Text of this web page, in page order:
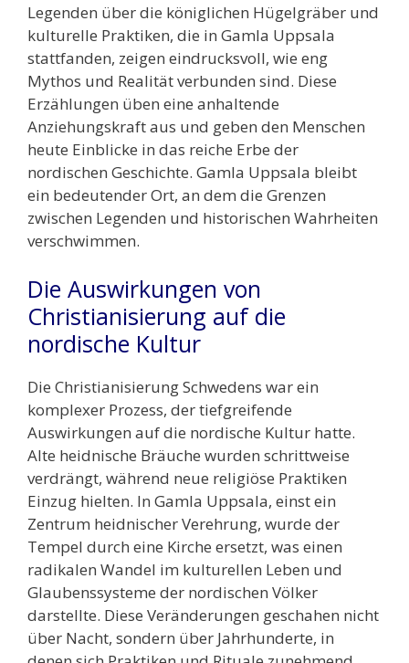
Legenden über die königlichen Hügelgräber und
kulturelle Praktiken, die in Gamla Uppsala
stattfanden, zeigen eindrucksvoll, wie eng
Mythos und Realität verbunden sind. Diese
Erzählungen üben eine anhaltende
Anziehungskraft aus und geben den Menschen
heute Einblicke in das reiche Erbe der
nordischen Geschichte. Gamla Uppsala bleibt
ein bedeutender Ort, an dem die Grenzen
zwischen Legenden und historischen Wahrheiten
verschwimmen.
Die Auswirkungen von
Christianisierung auf die
nordische Kultur
Die Christianisierung Schwedens war ein
komplexer Prozess, der tiefgreifende
Auswirkungen auf die nordische Kultur hatte.
Alte heidnische Bräuche wurden schrittweise
verdrängt, während neue religiöse Praktiken
Einzug hielten. In Gamla Uppsala, einst ein
Zentrum heidnischer Verehrung, wurde der
Tempel durch eine Kirche ersetzt, was einen
radikalen Wandel im kulturellen Leben und
Glaubenssysteme der nordischen Völker
darstellte. Diese Veränderungen geschahen nicht
über Nacht, sondern über Jahrhunderte, in